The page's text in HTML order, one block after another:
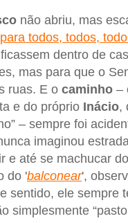
não abriu, mas
todos, todos,
dentro de
mas para que o
ruas. E o caminho –
e do próprio Inácio,
– sempre foi
imaginou
e até se machucar
do 'balconear',
sentido, ele sempre
simplesmente